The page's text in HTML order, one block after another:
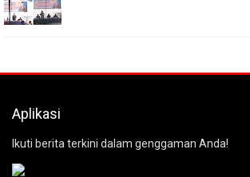
Aplikasi
Ikuti berita terkini dalam genggaman Anda!